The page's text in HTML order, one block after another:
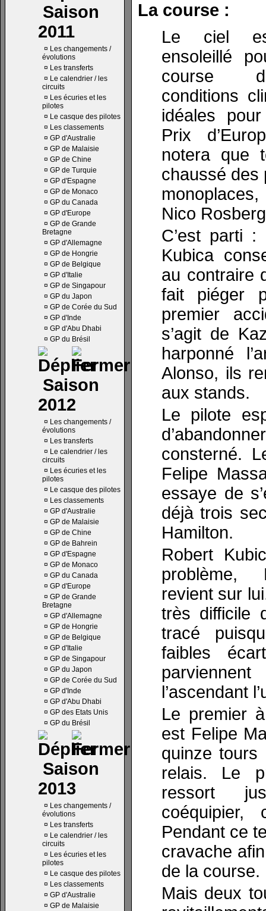
Saison
2011
¤ Les changements /
évolutions
¤ Les transferts
¤ Le calendrier / les
circuits
¤ Les écuries et les
pilotes
¤ Le casque des pilotes
¤ Les classements
¤ GP d'Australie
¤ GP de Malaisie
¤ GP de Chine
¤ GP de Turquie
¤ GP d'Espagne
¤ GP de Monaco
¤ GP du Canada
¤ GP d'Europe
¤ GP de Grande
Bretagne
¤ GP d'Allemagne
¤ GP de Hongrie
¤ GP de Belgique
¤ GP d'Italie
¤ GP de Singapour
¤ GP du Japon
¤ GP de Corée du Sud
¤ GP d'Inde
¤ GP d'Abu Dhabi
¤ GP du Brésil
Saison
2012
¤ Les changements /
évolutions
¤ Les transferts
¤ Le calendrier / les
circuits
¤ Les écuries et les
pilotes
¤ Le casque des pilotes
¤ Les classements
¤ GP d'Australie
¤ GP de Malaisie
¤ GP de Chine
¤ GP de Bahrein
¤ GP d'Espagne
¤ GP de Monaco
¤ GP du Canada
¤ GP d'Europe
¤ GP de Grande
Bretagne
¤ GP d'Allemagne
¤ GP de Hongrie
¤ GP de Belgique
¤ GP d'Italie
¤ GP de Singapour
¤ GP du Japon
¤ GP de Corée du Sud
¤ GP d'Inde
¤ GP d'Abu Dhabi
¤ GP des Etats Unis
¤ GP du Brésil
Saison
2013
¤ Les changements /
évolutions
¤ Les transferts
¤ Le calendrier / les
circuits
¤ Les écuries et les
pilotes
¤ Le casque des pilotes
¤ Les classements
¤ GP d'Australie
¤ GP de Malaisie
La course :
Le ciel
ensoleillé
course
conditions
idéales
Prix
notera que
chaussé des
Nico
C’est parti :
Kubica
au contraire
fait piéger
premier
s’agit de
harponné
Alonso, ils
aux stands.
Le pilote
consterné.
Felipe
essaye de
déjà trois
Hamilton.
Robert
problème,
revient sur
très difficile
tracé
faibles
l’ascendant
Le premier
est Felipe
quinze
relais. Le
ressort
Pendant ce
cravache
de la course.
Mais deux